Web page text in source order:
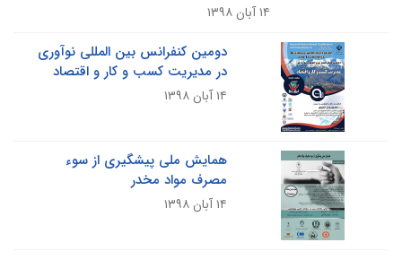
دومین کنفرانس بین المللی نوآوری
در مدیریت کسب و کار و اقتصاد
همایش ملی پیشگیری از سوء
مصرف مواد مخدر